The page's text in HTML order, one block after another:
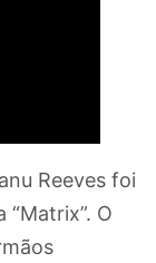
Reeves foi
O